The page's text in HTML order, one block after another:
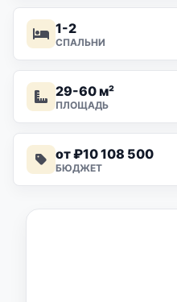
1-2
СПАЛЬНИ
29-60 м²
ПЛОЩАДЬ
от ₽10 108 500
БЮДЖЕТ